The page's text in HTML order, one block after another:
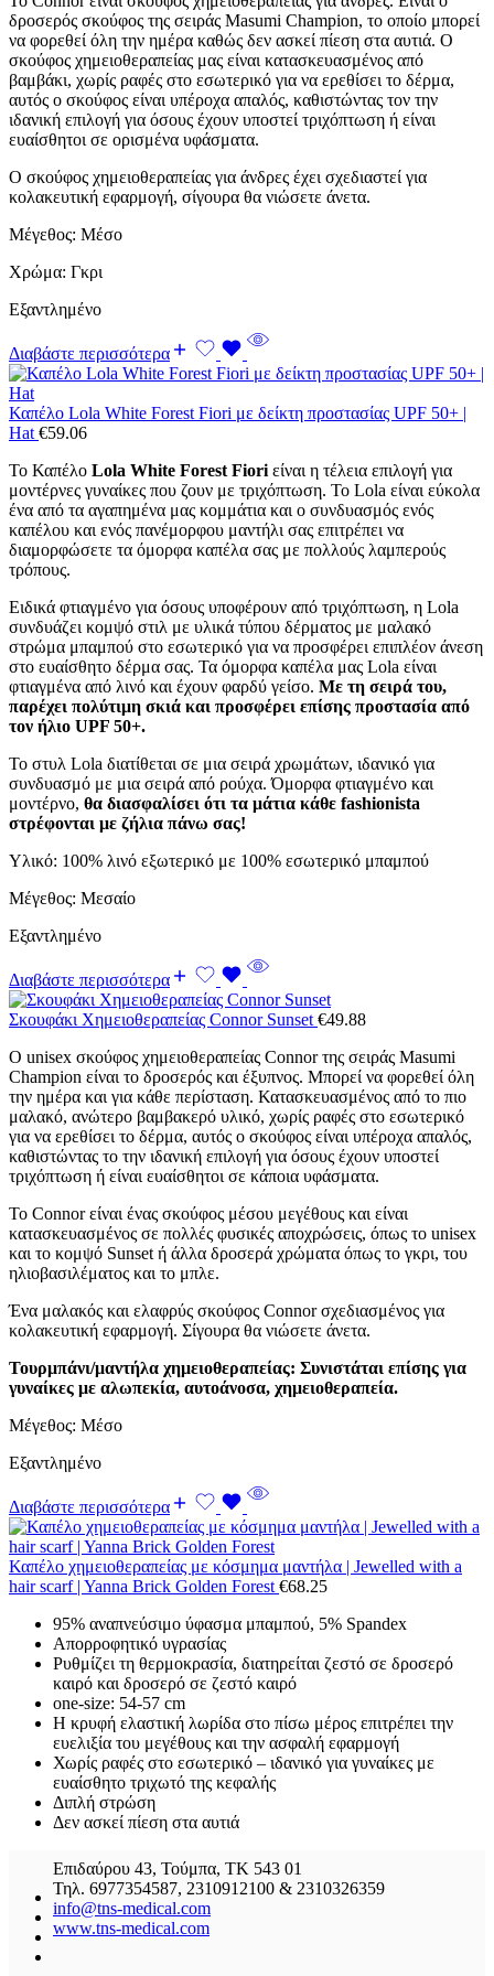
δροσερός σκούφος της σειράς Masumi Champion, το οποίο μπορεί
να φορεθεί όλη την ημέρα καθώς δεν ασκεί πίεση στα αυτιά. Ο
σκούφος χημειοθεραπείας μας είναι κατασκευασμένος από
βαμβάκι, χωρίς ραφές στο εσωτερικό για να ερεθίσει το δέρμα,
αυτός ο σκούφος είναι υπέροχα απαλός, καθιστώντας τον την
ιδανική επιλογή για όσους έχουν υποστεί τριχόπτωση ή είναι
ευαίσθητοι σε ορισμένα υφάσματα.
Ο σκούφος χημειοθεραπείας για άνδρες έχει σχεδιαστεί για
κολακευτική εφαρμογή, σίγουρα θα νιώσετε άνετα.
Μέγεθος: Μέσο
Χρώμα: Γκρι
Εξαντλημένο
Διαβάστε περισσότερα
Καπέλο Lola White Forest Fiori με δείκτη προστασίας UPF 50+ |
Hat €59.06
Το Καπέλο Lola White Forest Fiori είναι η τέλεια επιλογή για
μοντέρνες γυναίκες που ζουν με τριχόπτωση. Το Lola είναι εύκολα
ένα από τα αγαπημένα μας κομμάτια και ο συνδυασμός ενός
καπέλου και ενός πανέμορφου μαντήλι σας επιτρέπει να
διαμορφώσετε τα όμορφα καπέλα σας με πολλούς λαμπερούς
τρόπους.
Ειδικά φτιαγμένο για όσους υποφέρουν από τριχόπτωση, η Lola
συνδυάζει κομψό στιλ με υλικά τύπου δέρματος με μαλακό
στρώμα μπαμπού στο εσωτερικό για να προσφέρει επιπλέον άνεση
στο ευαίσθητο δέρμα σας. Τα όμορφα καπέλα μας Lola είναι
φτιαγμένα από λινό και έχουν φαρδύ γείσο. Με τη σειρά του,
παρέχει πολύτιμη σκιά και προσφέρει επίσης προστασία από
τον ήλιο UPF 50+.
Το στυλ Lola διατίθεται σε μια σειρά χρωμάτων, ιδανικό για
συνδυασμό με μια σειρά από ρούχα. Όμορφα φτιαγμένο και
μοντέρνο, θα διασφαλίσει ότι τα μάτια κάθε fashionista
στρέφονται με ζήλια πάνω σας!
Υλικό: 100% λινό εξωτερικό με 100% εσωτερικό μπαμπού
Μέγεθος: Μεσαίο
Εξαντλημένο
Διαβάστε περισσότερα
Σκουφάκι Χημειοθεραπείας Connor Sunset €49.88
Ο unisex σκούφος χημειοθεραπείας Connor της σειράς Masumi
Champion είναι το δροσερός και έξυπνος. Μπορεί να φορεθεί όλη
την ημέρα και για κάθε περίσταση. Κατασκευασμένος από το πιο
μαλακό, ανώτερο βαμβακερό υλικό, χωρίς ραφές στο εσωτερικό
για να ερεθίσει το δέρμα, αυτός ο σκούφος είναι υπέροχα απαλός,
καθιστώντας το την ιδανική επιλογή για όσους έχουν υποστεί
τριχόπτωση ή είναι ευαίσθητοι σε κάποια υφάσματα.
Το Connor είναι ένας σκούφος μέσου μεγέθους και είναι
κατασκευασμένος σε πολλές φυσικές αποχρώσεις, όπως το unisex
και το κομψό Sunset ή άλλα δροσερά χρώματα όπως το γκρι, του
ηλιοβασιλέματος και το μπλε.
Ένα μαλακός και ελαφρύς σκούφος Connor σχεδιασμένος για
κολακευτική εφαρμογή. Σίγουρα θα νιώσετε άνετα.
Τουρμπάνι/μαντήλα χημειοθεραπείας: Συνιστάται επίσης για
γυναίκες με αλωπεκία, αυτοάνοσα, χημειοθεραπεία.
Μέγεθος: Μέσο
Εξαντλημένο
Διαβάστε περισσότερα
Καπέλο χημειοθεραπείας με κόσμημα μαντήλα | Jewelled with a
hair scarf | Yanna Brick Golden Forest €68.25
95% αναπνεύσιμο ύφασμα μπαμπού, 5% Spandex
Απορροφητικό υγρασίας
Ρυθμίζει τη θερμοκρασία, διατηρείται ζεστό σε δροσερό
καιρό και δροσερό σε ζεστό καιρό
one-size: 54-57 cm
Η κρυφή ελαστική λωρίδα στο πίσω μέρος επιτρέπει την
ευελιξία του μεγέθους και την ασφαλή εφαρμογή
Χωρίς ραφές στο εσωτερικό – ιδανικό για γυναίκες με
ευαίσθητο τριχωτό της κεφαλής
Διπλή στρώση
Δεν ασκεί πίεση στα αυτιά
Επιδαύρου 43, Τούμπα, ΤΚ 543 01
Τηλ. 6977354587, 2310912100 & 2310326359
info@tns-medical.com
www.tns-medical.com